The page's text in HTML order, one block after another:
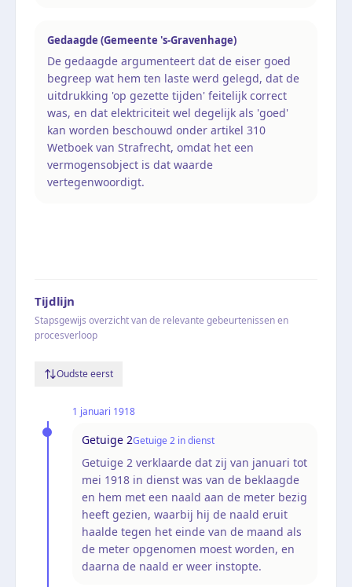
Gedaagde (Gemeente 's-Gravenhage)
De gedaagde argumenteert dat de eiser goed
begreep wat hem ten laste werd gelegd, dat de
uitdrukking 'op gezette tijden' feitelijk correct
was, en dat elektriciteit wel degelijk als 'goed'
kan worden beschouwd onder artikel 310
Wetboek van Strafrecht, omdat het een
vermogensobject is dat waarde
vertegenwoordigt.
Tijdlijn
Stapsgewijs overzicht van de relevante gebeurtenissen en
procesverloop
Oudste eerst
1 januari 1918
Getuige 2Getuige 2 in dienst
Getuige 2 verklaarde dat zij van januari tot
mei 1918 in dienst was van de beklaagde
en hem met een naald aan de meter bezig
heeft gezien, waarbij hij de naald eruit
haalde tegen het einde van de maand als
de meter opgenomen moest worden, en
daarna de naald er weer instopte.